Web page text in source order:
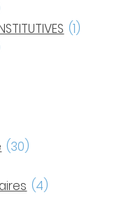
(1)
(30)
(4)